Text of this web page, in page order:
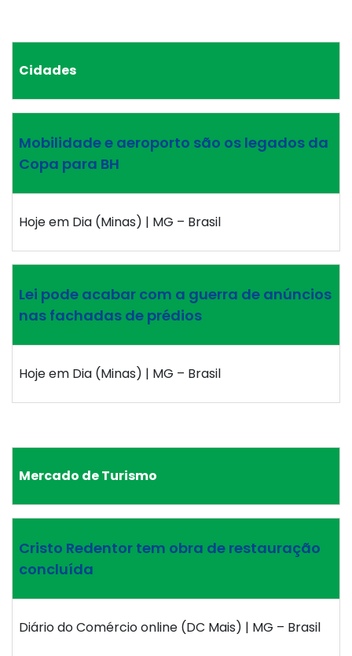
Cidades
Mobilidade e aeroporto são os legados da
Copa para BH
Hoje em Dia (Minas) | MG – Brasil
Lei pode acabar com a guerra de anúncios
nas fachadas de prédios
Hoje em Dia (Minas) | MG – Brasil
Mercado de Turismo
Cristo Redentor tem obra de restauração
concluída
Diário do Comércio online (DC Mais) | MG – Brasil